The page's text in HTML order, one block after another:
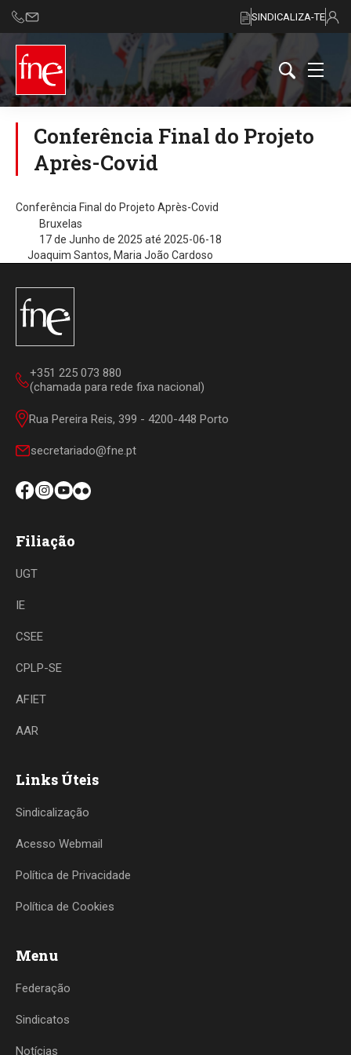
SINDICALIZA-TE
Conferência Final do Projeto
Après-Covid
Conferência Final do Projeto Après-Covid
Bruxelas
17 de Junho de 2025 até 2025-06-18
Joaquim Santos, Maria João Cardoso
+351 225 073 880
(chamada para rede fixa nacional)
Rua Pereira Reis, 399 - 4200-448 Porto
secretariado@fne.pt
Filiação
UGT
IE
CSEE
CPLP-SE
AFIET
AAR
Links Úteis
Sindicalização
Acesso Webmail
Política de Privacidade
Política de Cookies
Menu
Federação
Sindicatos
Notícias